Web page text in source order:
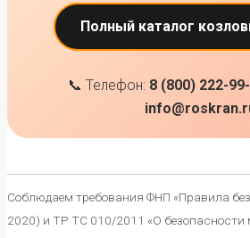
Полный каталог
📞 Телефон: 8 (800) 222-
Соблюдаем требования ФНП «Правила
2020) и ТР ТС 010/2011 «О безопасности